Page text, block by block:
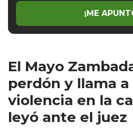
¡ME
El Mayo
perdón y llama
violencia en la
leyó ante el juez